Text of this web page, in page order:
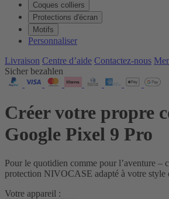
Coques colliers
Protections d'écran
Motifs
Personnaliser
Livraison Centre d’aide Contactez‑nous
Sicher bezahlen
Créer votre propre
Google Pixel 9 Pro
Pour le quotidien comme pour l’aventure –
protection NIVOCASE adapté à votre style
Votre appareil :